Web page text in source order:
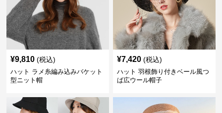
¥9,810 (税込)
ハット ラメ糸編み込みバケット
型ニット帽
¥7,420 (税込)
ハット 羽根飾り付きベール風つ
ば広ウール帽子